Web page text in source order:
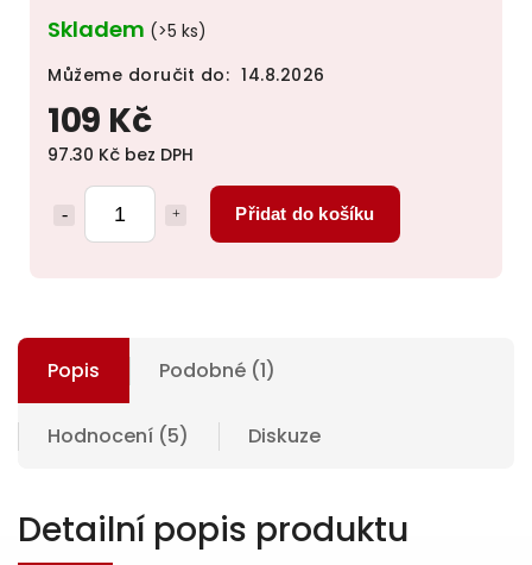
109 Kč
97.30 Kč bez DPH
Přidat do košíku
Skladem (>5 ks)
Můžeme doručit do: 14.8.2026
Popis Podobné (1)
Hodnocení (5) Diskuze
Detailní popis produktu